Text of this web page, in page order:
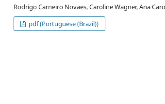
Rodrigo Carneiro Novaes, Caroline Wagner, Ana
pdf (Portuguese (Brazil))